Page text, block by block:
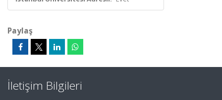
Paylaş
İletişim Bilgileri